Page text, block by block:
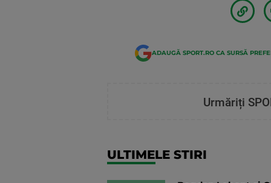
ADAUGĂ SPORT.RO CA SURSĂ
Urmăriți
ULTIMELE STIRI